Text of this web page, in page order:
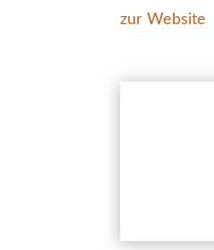
zur Website